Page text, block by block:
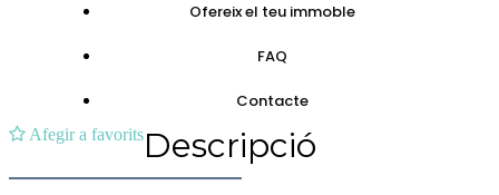
Ofereix el teu immoble
FAQ
Contacte
Afegir a favoritsDescripció